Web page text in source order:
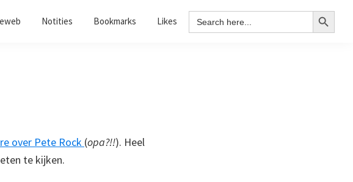
Notities Bookmarks Likes Search
for:
Search Button
over Pete Rock (opa?!!). Heel
te kijken.